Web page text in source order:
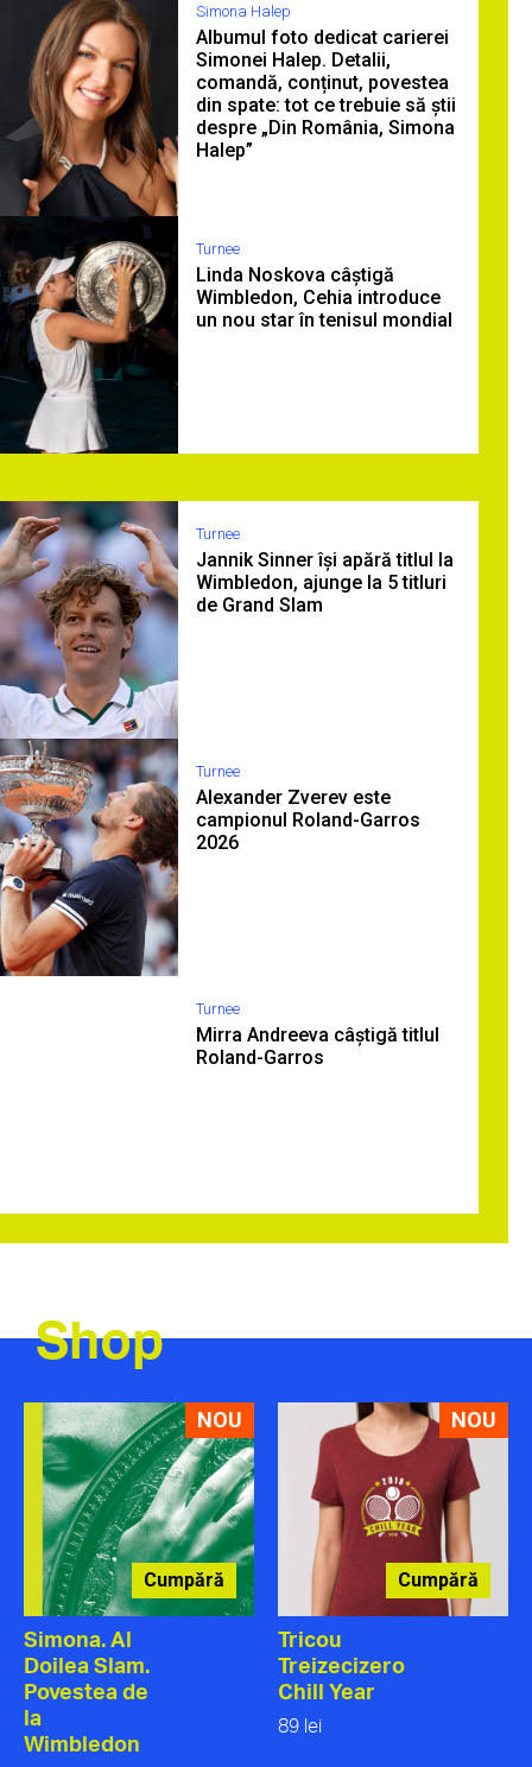
Simona Halep
Albumul foto dedicat carierei
Simonei Halep. Detalii,
comandă, conținut, povestea
din spate: tot ce trebuie să știi
despre „Din România, Simona
Halep”
Turnee
Linda Noskova câștigă
Wimbledon, Cehia introduce
un nou star în tenisul mondial
Turnee
Jannik Sinner își apără titlul la
Wimbledon, ajunge la 5 titluri
de Grand Slam
Turnee
Alexander Zverev este
campionul Roland-Garros
2026
Turnee
Mirra Andreeva câștigă titlul
Roland-Garros
Shop
NOU
Cumpără
Simona. Al
Doilea Slam.
Povestea de
la
Wimbledon
NOU
Cumpără
Tricou
Treizecizero
Chill Year
89 lei